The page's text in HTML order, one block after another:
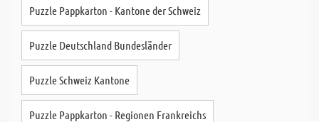
Puzzle Pappkarton - Kantone der Schweiz
Puzzle Deutschland Bundesländer
Puzzle Schweiz Kantone
Puzzle Pappkarton - Regionen Frankreichs